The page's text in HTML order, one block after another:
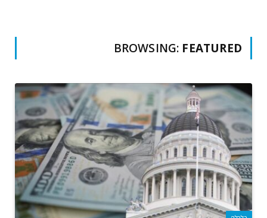
BROWSING: FEATURED